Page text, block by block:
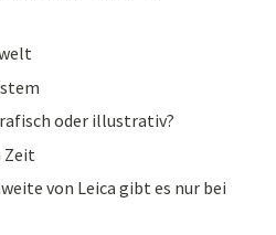
oder illustrativ?
Zeit
von Leica gibt es nur bei